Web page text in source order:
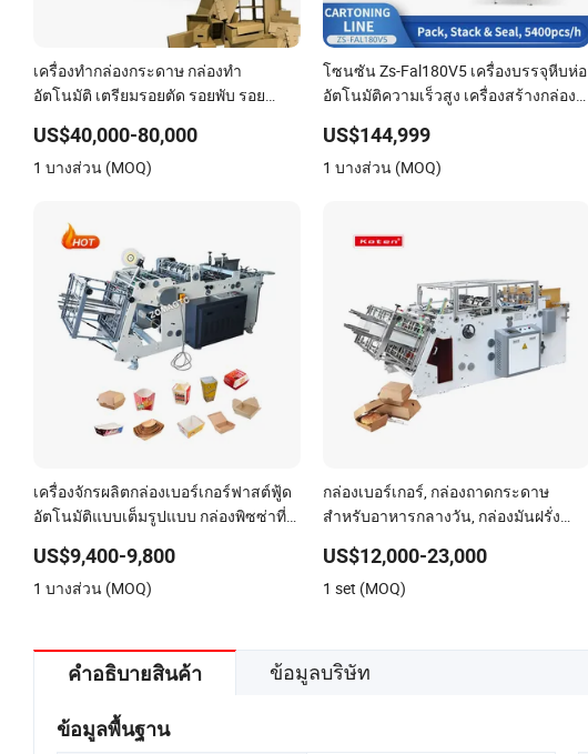
เครื่องทำกล่องกระดาษ กล่องทำ
อัตโนมัติ เตรียมรอยตัด รอยพับ รอย
US$40,000-80,000
1 บางส่วน (MOQ)
โซนซัน Zs-Fal180V5 เครื่องบรรจุหีบห่อ
อัตโนมัติความเร็วสูง เครื่องสร้างกล่อง
ผลิต
US$144,999
1 บางส่วน (MOQ)
เครื่องจักรผลิตกล่องเบอร์เกอร์ฟาสต์ฟู้ด
อัตโนมัติแบบเต็มรูปแบบ กล่องพิซซ่าที่
ภาชนะอาหารกระดาษสำหรับอาหาร
กลางวัน เครื่องทำเค้ก ชิป พาย และกล่อง
US$9,400-9,800
1 บางส่วน (MOQ)
กล่องเบอร์เกอร์, กล่องถาดกระดาษ
สำหรับอาหารกลางวัน, กล่องมันฝรั่ง
ทำกล่องนำกลับบ้าน, เครื่องก่อกล่อง
กระดาษ
US$12,000-23,000
1 set (MOQ)
คำอธิบายสินค้า ข้อมูลบริษัท
ข้อมูลพื้นฐาน